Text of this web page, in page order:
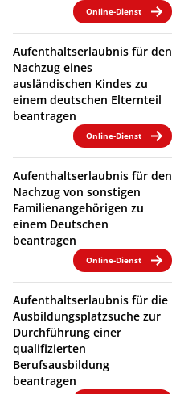
Online-Dienst
Aufenthaltserlaubnis für den
Nachzug eines
ausländischen Kindes zu
einem deutschen Elternteil
beantragen
Online-Dienst
Aufenthaltserlaubnis für den
Nachzug von sonstigen
Familienangehörigen zu
einem Deutschen
beantragen
Online-Dienst
Aufenthaltserlaubnis für die
Ausbildungsplatzsuche zur
Durchführung einer
qualifizierten
Berufsausbildung
beantragen